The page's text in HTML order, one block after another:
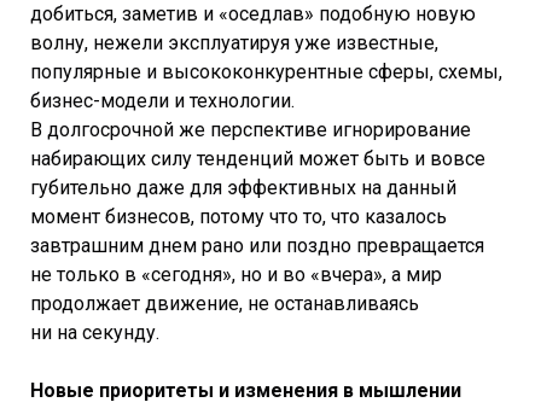
добиться, заметив и «оседлав» подобную новую
волну, нежели эксплуатируя уже известные,
популярные и высококонкурентные сферы, схемы,
бизнес-модели и технологии.
В долгосрочной же перспективе игнорирование
набирающих силу тенденций может быть и вовсе
губительно даже для эффективных на данный
момент бизнесов, потому что то, что казалось
завтрашним днем рано или поздно превращается
не только в «сегодня», но и во «вчера», а мир
продолжает движение, не останавливаясь
ни на секунду.
Новые приоритеты и изменения в мышлении